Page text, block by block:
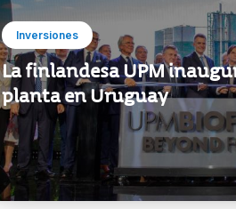
La finlandesa UPM
planta en Uruguay